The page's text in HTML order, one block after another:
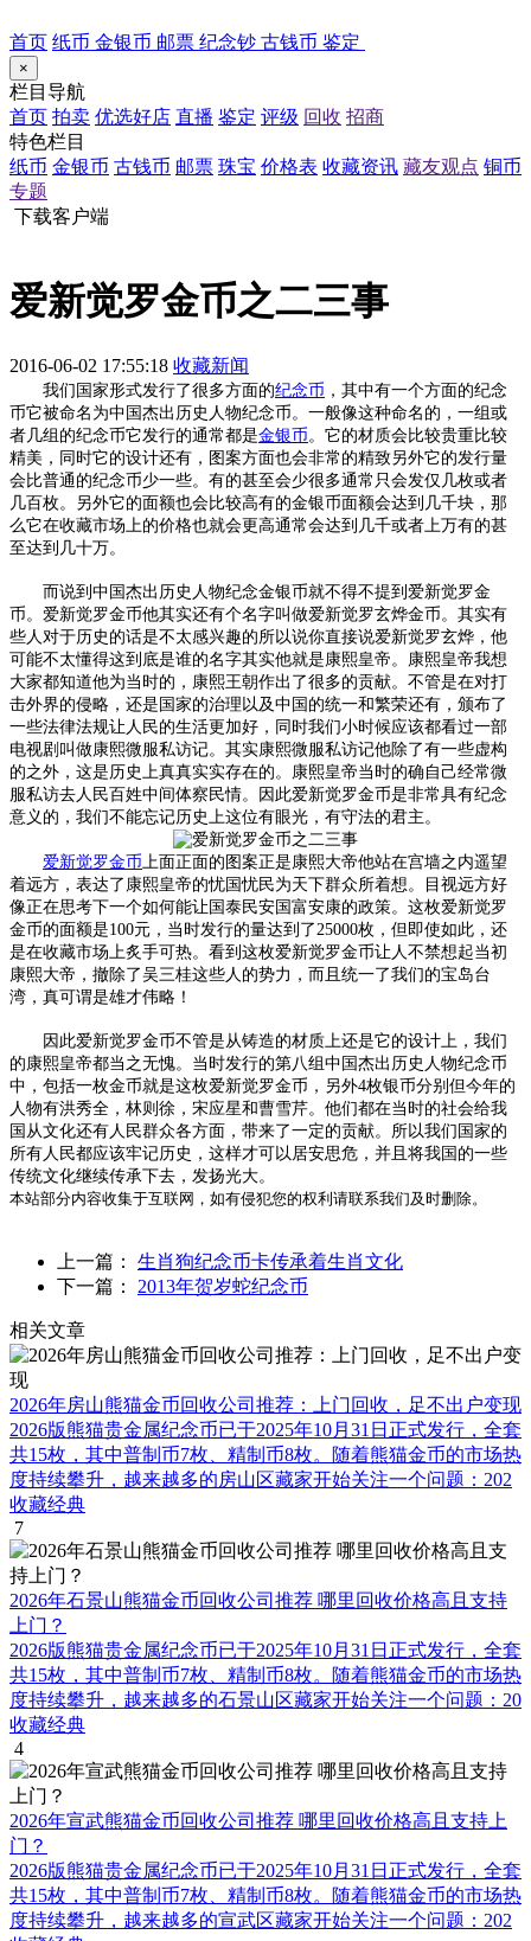
首页 纸币 金银币 邮票 纪念钞 古钱币 鉴定
×
栏目导航
首页 拍卖 优选好店 直播 鉴定 评级 回收 招商
特色栏目
纸币 金银币 古钱币 邮票 珠宝 价格表 收藏资讯 藏友观点 铜币
专题
下载客户端
爱新觉罗金币之二三事
2016-06-02 17:55:18 收藏新闻
我们国家形式发行了很多方面的纪念币 ，其中有一个方面的纪念
币它被命名为中国杰出历史人物纪念币。一般像这种命名的，一组或
者几组的纪念币它发行的通常都是金银币 。它的材质会比较贵重比较
精美，同时它的设计还有，图案方面也会非常的精致另外它的发行量
会比普通的纪念币少一些。有的甚至会少很多通常只会发仅几枚或者
几百枚。另外它的面额也会比较高有的金银币面额会达到几千块，那
么它在收藏市场上的价格也就会更高通常会达到几千或者上万有的甚
至达到几十万。
而说到中国杰出历史人物纪念金银币就不得不提到爱新觉罗金
币。爱新觉罗金币他其实还有个名字叫做爱新觉罗玄烨金币。其实有
些人对于历史的话是不太感兴趣的所以说你直接说爱新觉罗玄烨，他
可能不太懂得这到底是谁的名字其实他就是康熙皇帝。康熙皇帝我想
大家都知道他为当时的，康熙王朝作出了很多的贡献。不管是在对打
击外界的侵略，还是国家的治理以及中国的统一和繁荣还有，颁布了
一些法律法规让人民的生活更加好，同时我们小时候应该都看过一部
电视剧叫做康熙微服私访记。其实康熙微服私访记他除了有一些虚构
的之外，这是历史上真真实实存在的。康熙皇帝当时的确自己经常微
服私访去人民百姓中间体察民情。因此爱新觉罗金币是非常具有纪念
意义的，我们不能忘记历史上这位有眼光，有守法的君主。
爱新觉罗金币 上面正面的图案正是康熙大帝他站在宫墙之内遥望
着远方，表达了康熙皇帝的忧国忧民为天下群众所着想。目视远方好
像正在思考下一个如何能让国泰民安国富安康的政策。这枚爱新觉罗
金币的面额是100元，当时发行的量达到了25000枚，但即使如此，还
是在收藏市场上炙手可热。看到这枚爱新觉罗金币让人不禁想起当初
康熙大帝，撤除了吴三桂这些人的势力，而且统一了我们的宝岛台
湾，真可谓是雄才伟略！
因此爱新觉罗金币不管是从铸造的材质上还是它的设计上，我们
的康熙皇帝都当之无愧。当时发行的第八组中国杰出历史人物纪念币
中，包括一枚金币就是这枚爱新觉罗金币，另外4枚银币分别但今年的
人物有洪秀全，林则徐，宋应星和曹雪芹。他们都在当时的社会给我
国从文化还有人民群众各方面，带来了一定的贡献。所以我们国家的
所有人民都应该牢记历史，这样才可以居安思危，并且将我国的一些
传统文化继续传承下去，发扬光大。
本站部分内容收集于互联网，如有侵犯您的权利请联系我们及时删除。
上一篇： 生肖狗纪念币卡传承着生肖文化
下一篇： 2013年贺岁蛇纪念币
相关文章
2026年房山熊猫金币回收公司推荐：上门回收，足不出户变现
2026版熊猫贵金属纪念币已于2025年10月31日正式发行，全套
共15枚，其中普制币7枚、精制币8枚。随着熊猫金币的市场热
度持续攀升，越来越多的房山区藏家开始关注一个问题：202
收藏经典
7
2026年石景山熊猫金币回收公司推荐 哪里回收价格高且支持
上门？
2026版熊猫贵金属纪念币已于2025年10月31日正式发行，全套
共15枚，其中普制币7枚、精制币8枚。随着熊猫金币的市场热
度持续攀升，越来越多的石景山区藏家开始关注一个问题：20
收藏经典
4
2026年宣武熊猫金币回收公司推荐 哪里回收价格高且支持上
门？
2026版熊猫贵金属纪念币已于2025年10月31日正式发行，全套
共15枚，其中普制币7枚、精制币8枚。随着熊猫金币的市场热
度持续攀升，越来越多的宣武区藏家开始关注一个问题：202